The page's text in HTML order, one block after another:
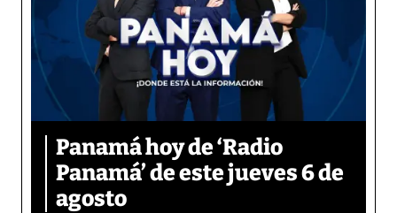
Panamá hoy de ‘Radio
Panamá’ de este jueves 6 de
agosto